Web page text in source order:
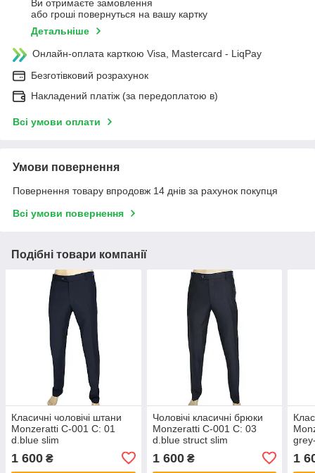
Ви отримаєте замовлення
або гроші повернуться на вашу картку
Детальніше
Онлайн-оплата карткою Visa, Mastercard - LiqPay
Безготівковий розрахунок
Накладений платіж (за передоплатою в)
Всі умови оплати
Умови повернення
Повернення товару впродовж 14 днів за рахунок покупця
Всі умови повернення
Подібні товари компанії
Класичні чоловічі штани
Monzeratti C-001 C: 01
d.blue slim
1 600 ₴
Чоловічі класичні брюки
Monzeratti C-001 C: 03
d.blue struct slim
1 600₴ 1